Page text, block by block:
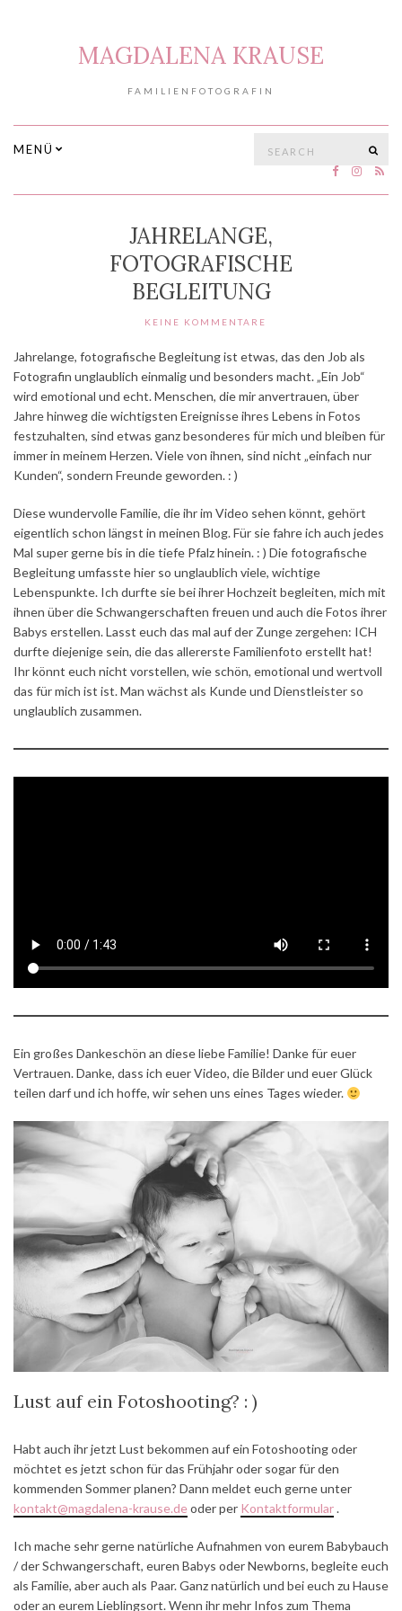
MAGDALENA KRAUSE
FAMILIENFOTOGRAFIN
MENÜ
JAHRELANGE,
FOTOGRAFISCHE
BEGLEITUNG
KEINE KOMMENTARE
Jahrelange, fotografische Begleitung ist etwas, das den Job als
Fotografin unglaublich einmalig und besonders macht. „Ein Job“
wird emotional und echt. Menschen, die mir anvertrauen, über
Jahre hinweg die wichtigsten Ereignisse ihres Lebens in Fotos
festzuhalten, sind etwas ganz besonderes für mich und bleiben für
immer in meinem Herzen. Viele von ihnen, sind nicht „einfach nur
Kunden“, sondern Freunde geworden. : )
Diese wundervolle Familie, die ihr im Video sehen könnt, gehört
eigentlich schon längst in meinen Blog. Für sie fahre ich auch jedes
Mal super gerne bis in die tiefe Pfalz hinein. : ) Die fotografische
Begleitung umfasste hier so unglaublich viele, wichtige
Lebenspunkte. Ich durfte sie bei ihrer Hochzeit begleiten, mich mit
ihnen über die Schwangerschaften freuen und auch die Fotos ihrer
Babys erstellen. Lasst euch das mal auf der Zunge zergehen: ICH
durfte diejenige sein, die das allererste Familienfoto erstellt hat!
Ihr könnt euch nicht vorstellen, wie schön, emotional und wertvoll
das für mich ist ist. Man wächst als Kunde und Dienstleister so
unglaublich zusammen.
Ein großes Dankeschön an diese liebe Familie! Danke für euer
Vertrauen. Danke, dass ich euer Video, die Bilder und euer Glück
teilen darf und ich hoffe, wir sehen uns eines Tages wieder.
Lust auf ein Fotoshooting? : )
Habt auch ihr jetzt Lust bekommen auf ein Fotoshooting oder
möchtet es jetzt schon für das Frühjahr oder sogar für den
kommenden Sommer planen? Dann meldet euch gerne unter
kontakt@magdalena-krause.deoder per Kontaktformular.
Ich mache sehr gerne natürliche Aufnahmen von eurem Babybauch
/ der Schwangerschaft, euren Babys oder Newborns, begleite euch
als Familie, aber auch als Paar. Ganz natürlich und bei euch zu Hause
oder an eurem Lieblingsort. Wenn ihr mehr Infos zum Thema